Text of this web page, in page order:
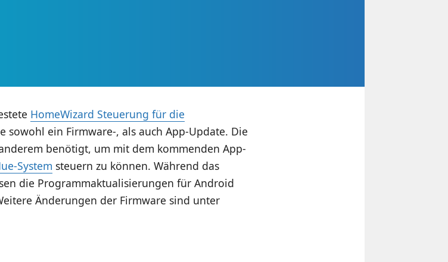
HomeWizard Steuerung für die
sowohl ein Firmware-, als auch App-Update. Die
benötigt, um mit dem kommenden App-
System steuern zu können. Während das
die Programmaktualisierungen für Android
Änderungen der Firmware sind unter